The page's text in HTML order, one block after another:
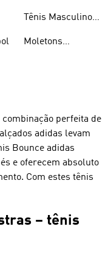
Tênis Masculino
Moletons
combinação perfeita de
adidas levam
Bounce adidas
e oferecem absoluto
Com estes tênis
– tênis